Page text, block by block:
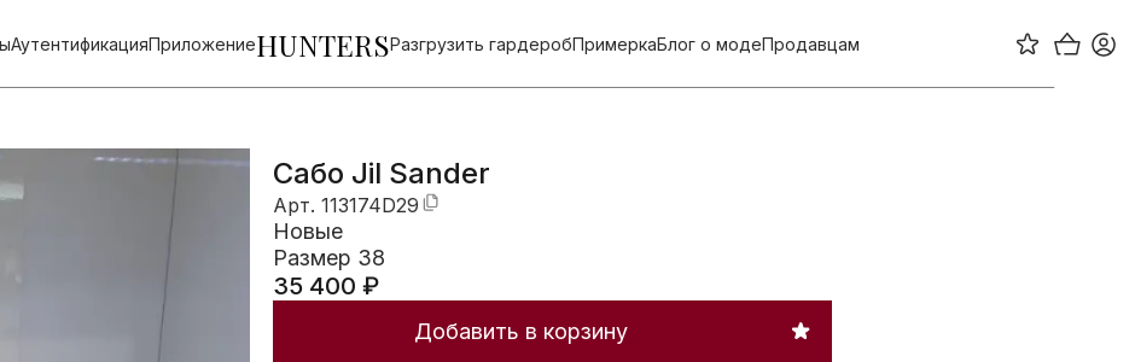
АутентификацияПриложениеHUNTERSРазгрузить гардеробПримеркаБлог о модеПродавцам
Сабо Jil Sander
Арт. 113174D29
Новые
Размер 38
35 400 ₽
Добавить в корзину